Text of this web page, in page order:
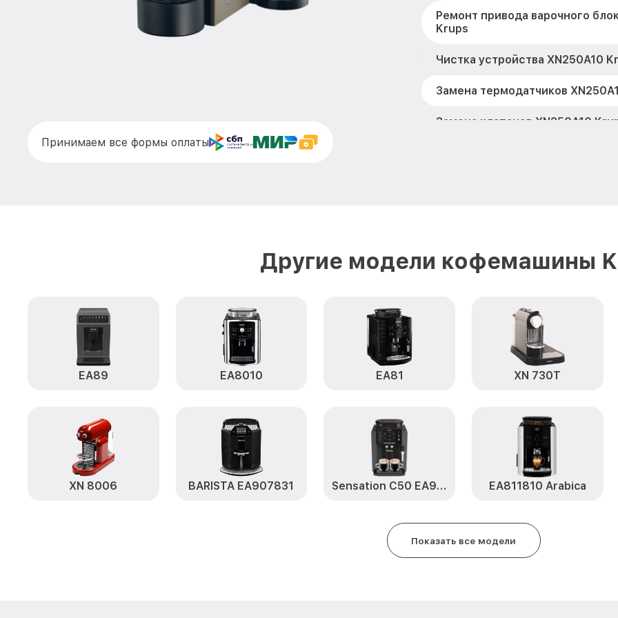
Ремонт привода варочного
Krups
Чистка устройства XN250A10
Замена термодатчиков
Замена клапанов XN250A10
Замена переходников
Замена помпы XN250A10 Krups
Ремонт гидросистемы
XN250A10 Krups
Принимаем все формы оплаты
Другие модели кофемашины
EA89 EA8010 EA81 XN 730T
XN 8006 BARISTA EA907831 Sensation C50 EA910810 EA811810 Arabica
Показать все модели